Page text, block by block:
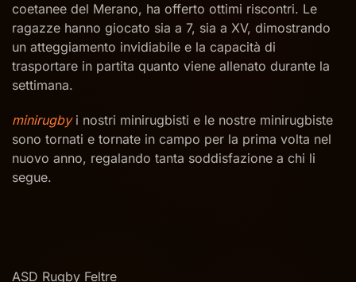
coetanee del Merano, ha offerto ottimi riscontri. Le
ragazze hanno giocato sia a 7, sia a XV, dimostrando
un atteggiamento invidiabile e la capacità di
trasportare in partita quanto viene allenato durante la
settimana.
minirugbyi nostri minirugbisti e le nostre minirugbiste
sono tornati e tornate in campo per la prima volta nel
nuovo anno, regalando tanta soddisfazione a chi li
segue.
ASD Rugby Feltre